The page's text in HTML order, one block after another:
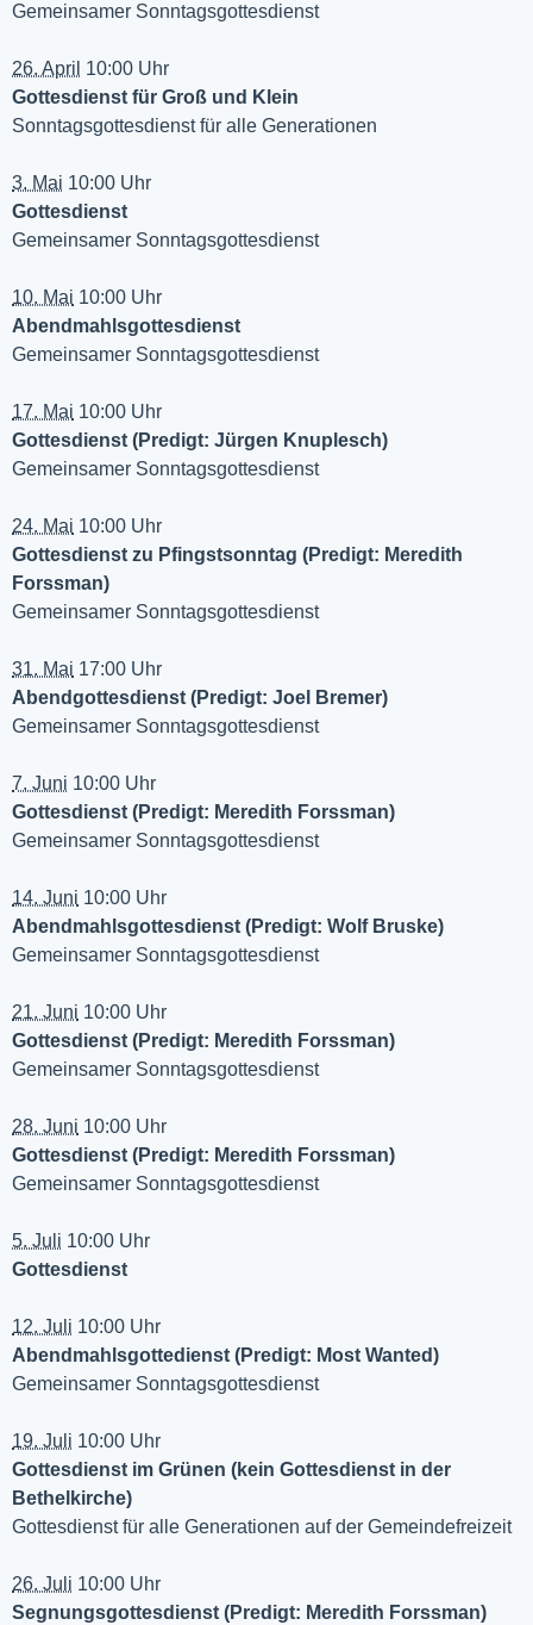
Gemeinsamer Sonntagsgottesdienst
26. April 10:00 Uhr
Gottesdienst für Groß und Klein
Sonntagsgottesdienst für alle Generationen
3. Mai 10:00 Uhr
Gottesdienst
Gemeinsamer Sonntagsgottesdienst
10. Mai 10:00 Uhr
Abendmahlsgottesdienst
Gemeinsamer Sonntagsgottesdienst
17. Mai 10:00 Uhr
Gottesdienst (Predigt: Jürgen Knuplesch)
Gemeinsamer Sonntagsgottesdienst
24. Mai 10:00 Uhr
Gottesdienst zu Pfingstsonntag (Predigt: Meredith
Forssman)
Gemeinsamer Sonntagsgottesdienst
31. Mai 17:00 Uhr
Abendgottesdienst (Predigt: Joel Bremer)
Gemeinsamer Sonntagsgottesdienst
7. Juni 10:00 Uhr
Gottesdienst (Predigt: Meredith Forssman)
Gemeinsamer Sonntagsgottesdienst
14. Juni 10:00 Uhr
Abendmahlsgottesdienst (Predigt: Wolf Bruske)
Gemeinsamer Sonntagsgottesdienst
21. Juni 10:00 Uhr
Gottesdienst (Predigt: Meredith Forssman)
Gemeinsamer Sonntagsgottesdienst
28. Juni 10:00 Uhr
Gottesdienst (Predigt: Meredith Forssman)
Gemeinsamer Sonntagsgottesdienst
5. Juli 10:00 Uhr
Gottesdienst
12. Juli 10:00 Uhr
Abendmahlsgottedienst (Predigt: Most Wanted)
Gemeinsamer Sonntagsgottesdienst
19. Juli 10:00 Uhr
Gottesdienst im Grünen (kein Gottesdienst in der
Bethelkirche)
Gottesdienst für alle Generationen auf der Gemeindefreizeit
26. Juli 10:00 Uhr
Segnungsgottesdienst (Predigt: Meredith Forssman)